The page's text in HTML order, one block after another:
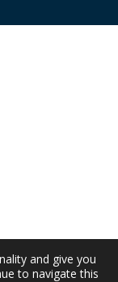
and give you
to navigate this